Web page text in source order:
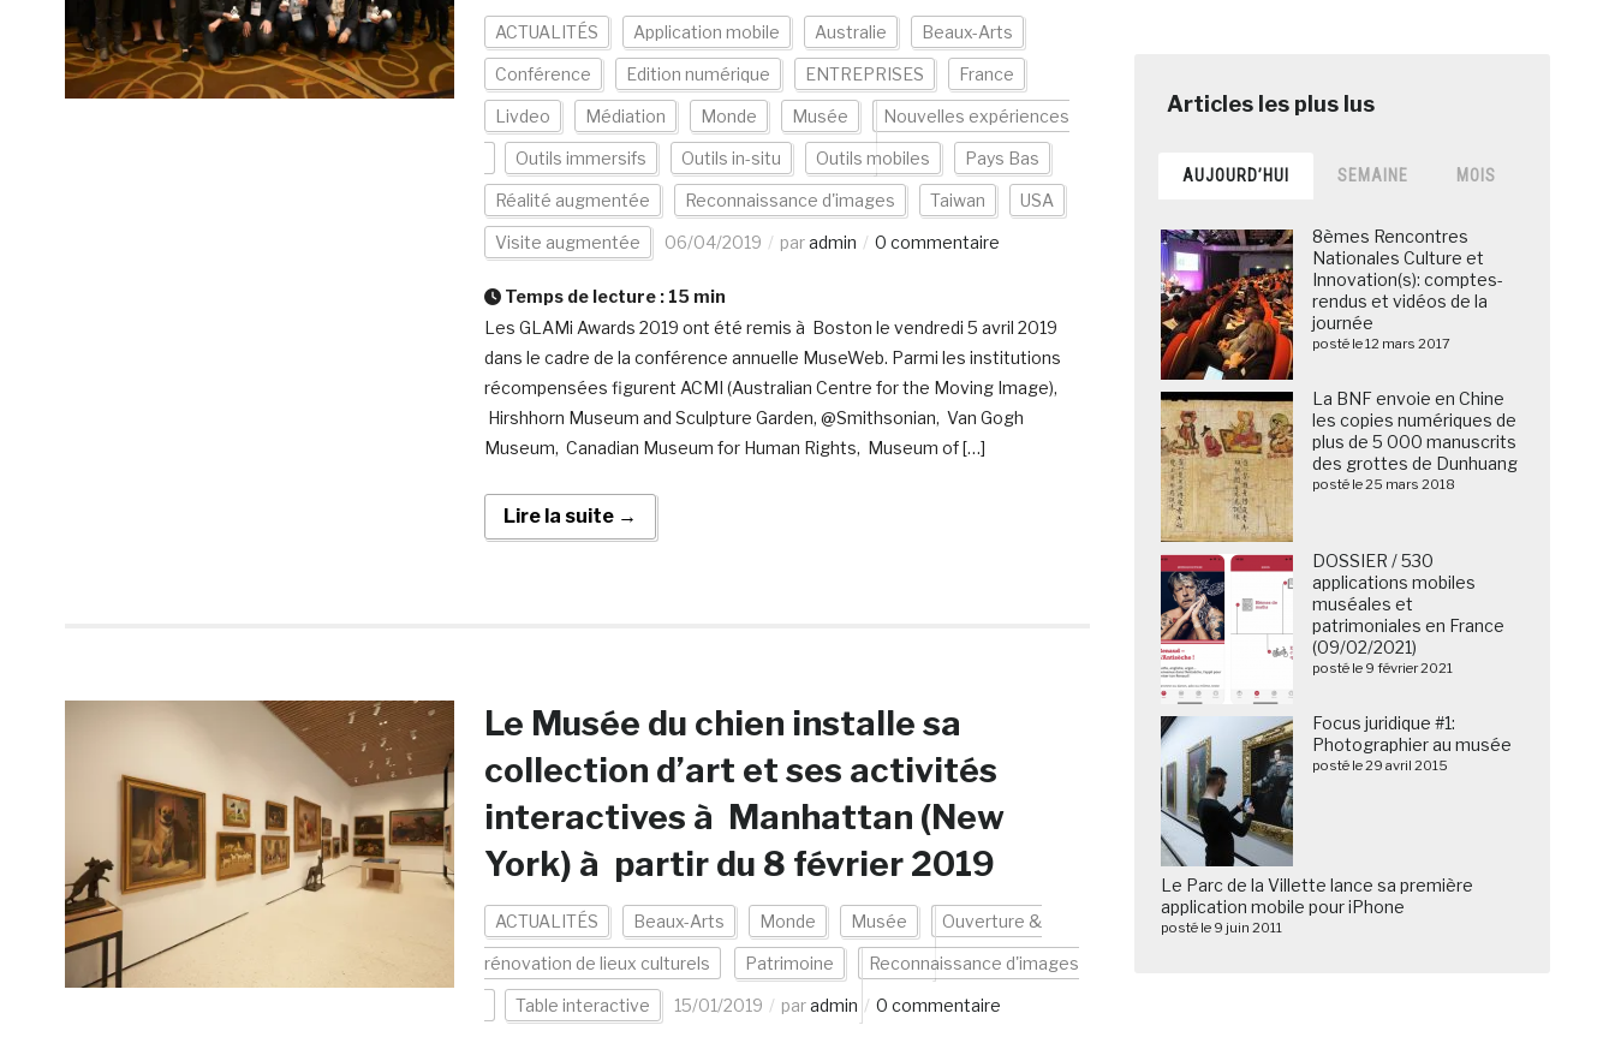
ACTUALITÉS Application mobile Australie Beaux-Arts
Conférence Edition numérique ENTREPRISES France
Livdeo Médiation Monde Musée Nouvelles expériences
Outils immersifs Outils in-situ Outils mobiles Pays Bas
Réalité augmentée Reconnaissance d'images Taiwan USA
Visite augmentée 06/04/2019 paradmin 0 commentaire
Temps de lecture : 15 min
Les GLAMi Awards 2019 ont été remis à Boston le vendredi 5 avril 2019
dans le cadre de la conférence annuelle MuseWeb. Parmi les institutions
récompensées figurent ACMI (Australian Centre for the Moving Image),
Hirshhorn Museum and Sculpture Garden, @Smithsonian, Van Gogh
Museum, Canadian Museum for Human Rights, Museum of […]
Lire la suite →
Le Musée du chien installe sa
collection d’art et ses activités
interactives à Manhattan (New
York) à partir du 8 février 2019
ACTUALITÉS Beaux-Arts Monde Musée Ouverture &
rénovation de lieux culturels Patrimoine Reconnaissance d'images
Table interactive 15/01/2019 paradmin 0 commentaire
AUJOURD’HUI SEMAINE MOIS
8èmes Rencontres
Nationales Culture et
Innovation(s): comptes-
rendus et vidéos de la
journée
posté le 12 mars 2017
La BNF envoie en Chine
les copies numériques de
plus de 5 000 manuscrits
des grottes de Dunhuang
posté le 25 mars 2018
DOSSIER / 530
applications mobiles
muséales et
patrimoniales en France
(09/02/2021)
posté le 9 février 2021
Focus juridique #1:
Photographier au musée
posté le 29 avril 2015
Le Parc de la Villette lance sa première
application mobile pour iPhone
posté le 9 juin 2011